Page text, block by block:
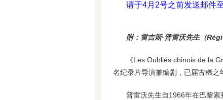
请于4月2号之前发送邮件
附：雷吉斯·普雷沃先生（
《Les Oubliés chinois de la
名纪录片导演兼编剧，已届古稀之
普雷沃先生自1966年在巴黎